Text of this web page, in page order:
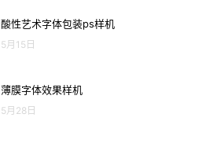
酸性艺术字体包装ps样机
5月15日
薄膜字体效果样机
5月28日